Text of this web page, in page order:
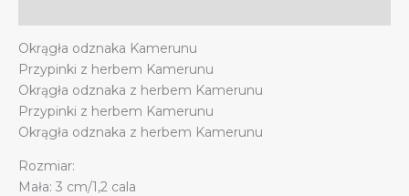
Okrągła odznaka Kamerunu
Przypinki z herbem Kamerunu
Okrągła odznaka z herbem Kamerunu
Przypinki z herbem Kamerunu
Okrągła odznaka z herbem Kamerunu
Rozmiar:
Mała: 3 cm/1,2 cala